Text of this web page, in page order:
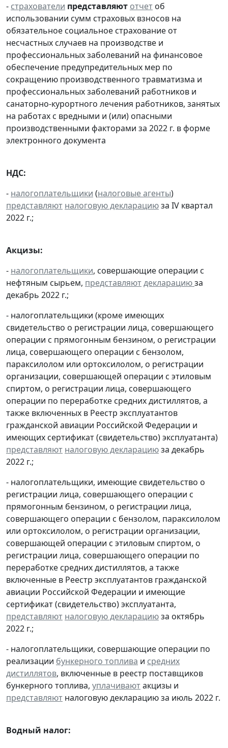
- страхователи представляют отчет об
использовании сумм страховых взносов на
обязательное социальное страхование от
несчастных случаев на производстве и
профессиональных заболеваний на финансовое
обеспечение предупредительных мер по
сокращению производственного травматизма и
профессиональных заболеваний работников и
санаторно-курортного лечения работников, занятых
на работах с вредными и (или) опасными
производственными факторами за 2022 г. в форме
электронного документа
НДС:
- налогоплательщики (налоговые агенты)
представляют налоговую декларациюза IV квартал
2022 г.;
Акцизы:
- налогоплательщики, совершающие операции с
нефтяным сырьем, представляютдекларациюза
декабрь 2022 г.;
- налогоплательщики (кроме имеющих
свидетельство о регистрации лица, совершающего
операции с прямогонным бензином, о регистрации
лица, совершающего операции с бензолом,
параксилолом или ортоксилолом, о регистрации
организации, совершающей операции с этиловым
спиртом, о регистрации лица, совершающего
операции по переработке средних дистиллятов, а
также включенных в Реестр эксплуатантов
гражданской авиации Российской Федерации и
имеющих сертификат (свидетельство) эксплуатанта)
представляют налоговую декларациюза декабрь
2022 г.;
- налогоплательщики, имеющие свидетельство о
регистрации лица, совершающего операции с
прямогонным бензином, о регистрации лица,
совершающего операции с бензолом, параксилолом
или ортоксилолом, о регистрации организации,
совершающей операции с этиловым спиртом, о
регистрации лица, совершающего операции по
переработке средних дистиллятов, а также
включенные в Реестр эксплуатантов гражданской
авиации Российской Федерации и имеющие
сертификат (свидетельство) эксплуатанта,
представляют налоговую декларациюза октябрь
2022 г.;
- налогоплательщики, совершающие операции по
реализации бункерного топлива и средних
дистиллятов, включенные в реестр поставщиков
бункерного топлива, уплачиваютакцизы и
представляют налоговую декларацию за июль 2022 г.
Водный налог: